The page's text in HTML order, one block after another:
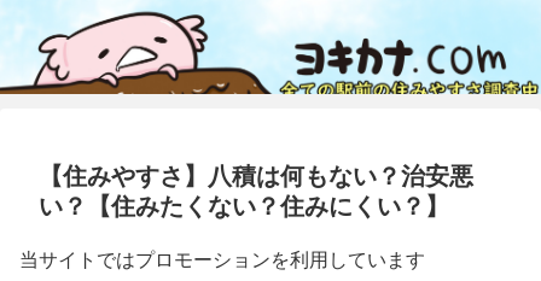
【住みやすさ】八積は何もない？治安悪
い？【住みたくない？住みにくい？】
当サイトではプロモーションを利用しています